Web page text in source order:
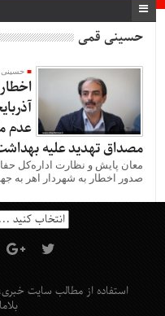
حسینی قمی
حسینی
عدم
مصداق تهدید علیه
معان پایش و نظارت اداره‌کل
صدور اخطار به شهردار اهر به
استفاده از مطالب سایت